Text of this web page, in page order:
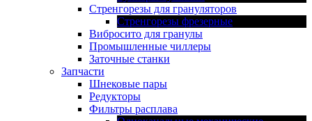
Стренгорезы для грануляторов
Стренгорезы фрезерные
Вибросито для гранулы
Промышленные чиллеры
Заточные станки
Запчасти
Шнековые пары
Редукторы
Фильтры расплава